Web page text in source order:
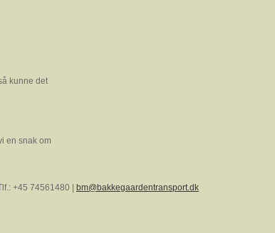
kunne det
en snak om
+45 74561480 | bm@bakkegaardentransport.dk